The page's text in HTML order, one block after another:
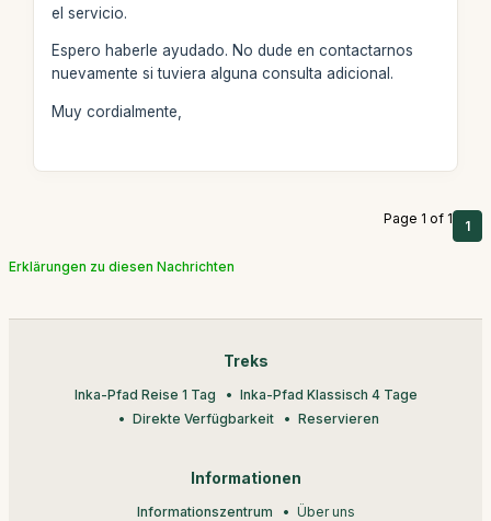
el servicio.
Espero haberle ayudado. No dude en contactarnos
nuevamente si tuviera alguna consulta adicional.
Muy cordialmente,
Page 1 of 1 1
Erklärungen zu diesen Nachrichten
Treks
Inka-Pfad Reise 1 Tag
Inka-Pfad Klassisch 4 Tage
Direkte Verfügbarkeit
Reservieren
Informationen
Informationszentrum Über uns